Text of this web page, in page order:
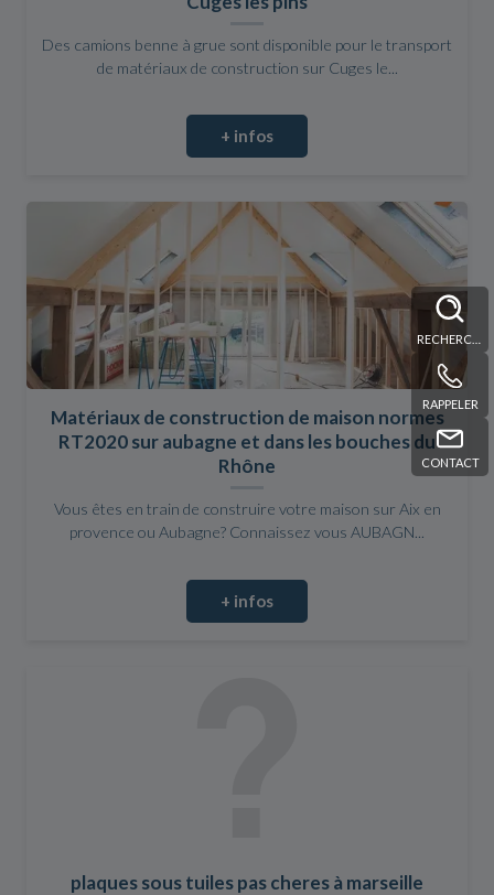
RAPPELER
CONTACT
Des camions benne à grue sont disponible pour le transport
de matériaux de construction sur Cuges le...
+ infos
Matériaux de construction de maison normes
RT2020 sur aubagne et dans les bouches du
Rhône
Vous êtes en train de construire votre maison sur Aix en
provence ou Aubagne? Connaissez vous AUBAGN...
+ infos
plaques sous tuiles pas cheres à marseille